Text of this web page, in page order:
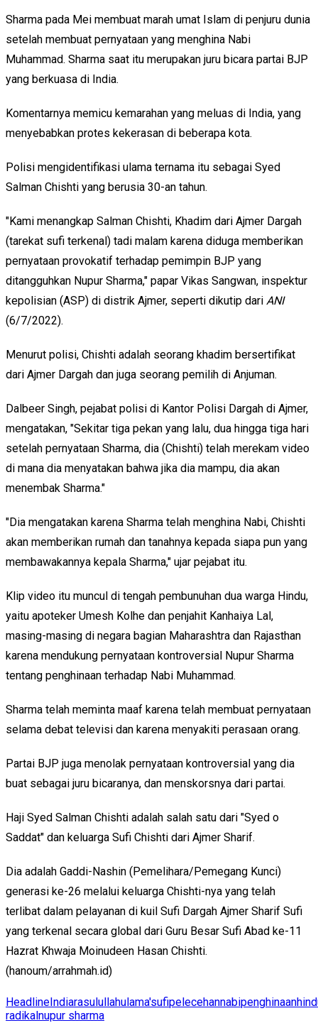
Sharma pada Mei membuat marah umat Islam di penjuru dunia
setelah membuat pernyataan yang menghina Nabi
Muhammad. Sharma saat itu merupakan juru bicara partai BJP
yang berkuasa di India.
Komentarnya memicu kemarahan yang meluas di India, yang
menyebabkan protes kekerasan di beberapa kota.
Polisi mengidentifikasi ulama ternama itu sebagai Syed
Salman Chishti yang berusia 30-an tahun.
"Kami menangkap Salman Chishti, Khadim dari Ajmer Dargah
(tarekat sufi terkenal) tadi malam karena diduga memberikan
pernyataan provokatif terhadap pemimpin BJP yang
ditangguhkan Nupur Sharma," papar Vikas Sangwan, inspektur
kepolisian (ASP) di distrik Ajmer, seperti dikutip dari ANI
(6/7/2022).
Menurut polisi, Chishti adalah seorang khadim bersertifikat
dari Ajmer Dargah dan juga seorang pemilih di Anjuman.
Dalbeer Singh, pejabat polisi di Kantor Polisi Dargah di Ajmer,
mengatakan, "Sekitar tiga pekan yang lalu, dua hingga tiga hari
setelah pernyataan Sharma, dia (Chishti) telah merekam video
di mana dia menyatakan bahwa jika dia mampu, dia akan
menembak Sharma."
"Dia mengatakan karena Sharma telah menghina Nabi, Chishti
akan memberikan rumah dan tanahnya kepada siapa pun yang
membawakannya kepala Sharma," ujar pejabat itu.
Klip video itu muncul di tengah pembunuhan dua warga Hindu,
yaitu apoteker Umesh Kolhe dan penjahit Kanhaiya Lal,
masing-masing di negara bagian Maharashtra dan Rajasthan
karena mendukung pernyataan kontroversial Nupur Sharma
tentang penghinaan terhadap Nabi Muhammad.
Sharma telah meminta maaf karena telah membuat pernyataan
selama debat televisi dan karena menyakiti perasaan orang.
Partai BJP juga menolak pernyataan kontroversial yang dia
buat sebagai juru bicaranya, dan menskorsnya dari partai.
Haji Syed Salman Chishti adalah salah satu dari "Syed o
Saddat" dan keluarga Sufi Chishti dari Ajmer Sharif.
Dia adalah Gaddi-Nashin (Pemelihara/Pemegang Kunci)
generasi ke-26 melalui keluarga Chishti-nya yang telah
terlibat dalam pelayanan di kuil Sufi Dargah Ajmer Sharif Sufi
yang terkenal secara global dari Guru Besar Sufi Abad ke-11
Hazrat Khwaja Moinudeen Hasan Chishti.
(hanoum/arrahmah.id)
HeadlineIndiarasulullahulama'sufipelecehannabipenghinaan
radikalnupur sharma